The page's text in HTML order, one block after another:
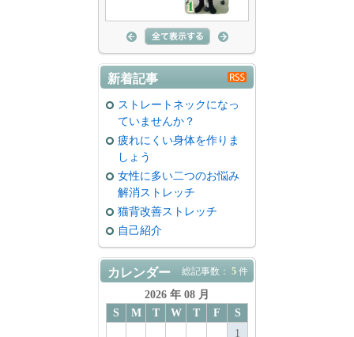
新着記事
ストレートネックになっ
ていませんか？
疲れにくい身体を作りま
しょう
女性に多い二つのお悩み
解消ストレッチ
猫背改善ストレッチ
自己紹介
カレンダー 総記事数： 5 件
2026 年 08 月
S
M T W T F
S
1